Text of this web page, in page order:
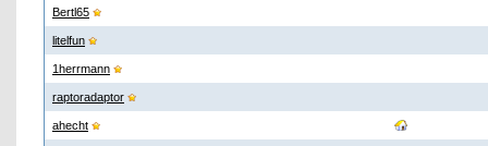
Bertl65
litelfun
1herrmann
raptoradaptor
ahecht